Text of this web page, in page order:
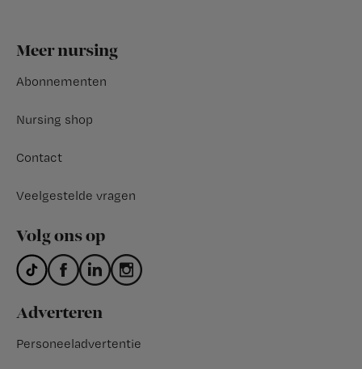
Footer
Meer nursing
Abonnementen
Nursing shop
Contact
Veelgestelde vragen
Volg ons op
Adverteren
Personeeladvertentie